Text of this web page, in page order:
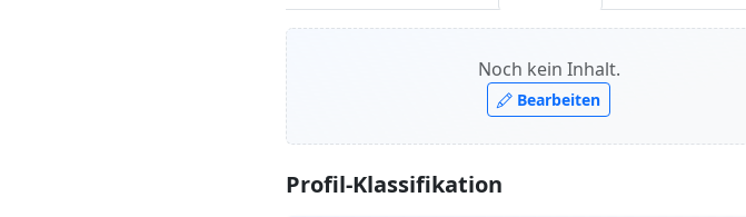
Noch kein Inhalt.
Bearbeiten
Profil-Klassifikation